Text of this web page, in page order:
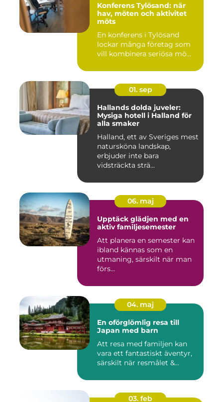
Konferens Tylösand: när
hav, möten och aktivitet
möts
En konferens i Tylösand
lockar många företag som
vill kombinera seriösa mö...
01. sep
Hallands dolda juveler:
Mysiga hotell i Halland för
alla smaker
Halland, ett av Sveriges mest
natursköna landskap,
erbjuder inte bara
vidsträckta strä...
06. maj
Upptäck glädjen med en
aktiv familjesemester
Att planera en semester kan
ibland kännas som en
utmaning, särskilt när man
förs...
04. maj
En oförglömlig resa till
Japan med barn
Att resa med familjen kan
vara ett fantastiskt äventyr,
särskilt när resmålet &...
03. feb